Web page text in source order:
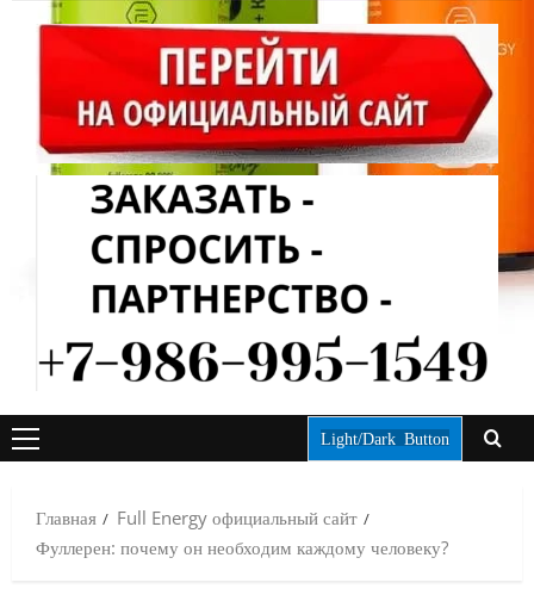
ОСНОВНОЕ
Light/Dark Button
Главная
Full Energy официальный сайт
Фуллерен: почему он необходим каждому человеку?